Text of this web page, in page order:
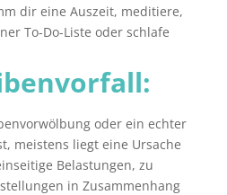
dir eine Auszeit, meditiere,
To-Do-Liste oder schlafe
oder ein echter
meistens liegt eine Ursache
Belastungen, zu
in Zusammenhang